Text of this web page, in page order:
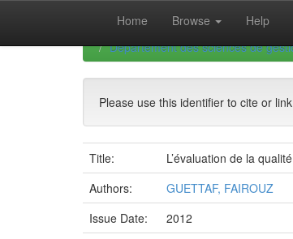
Home Browse Help
Département des sciences de
Please use this identifier to cite or
Title:
L’évaluation de la
Authors:
GUETTAF, FAIROUZ
Issue Date:
2012